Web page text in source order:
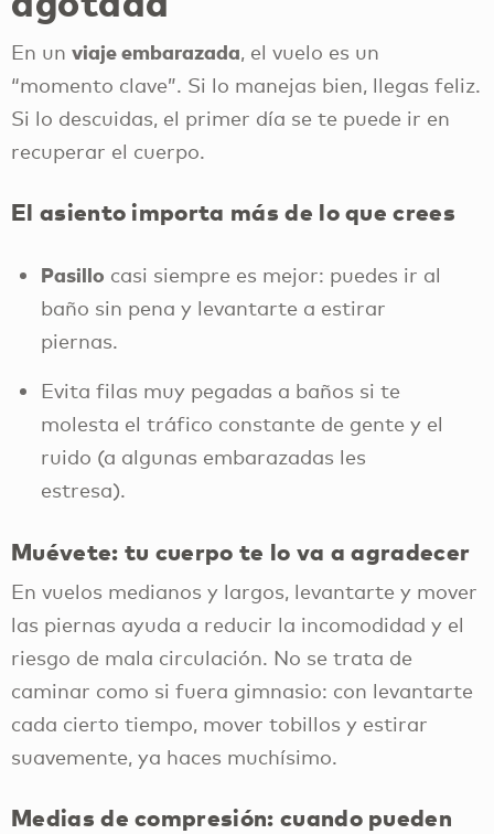
En un viaje embarazada, el vuelo es un
“momento clave”. Si lo manejas bien, llegas feliz.
Si lo descuidas, el primer día se te puede ir en
recuperar el cuerpo.
El asiento importa más de lo que crees
Pasillo casi siempre es mejor: puedes ir al
baño sin pena y levantarte a estirar
piernas.
Evita filas muy pegadas a baños si te
molesta el tráfico constante de gente y el
ruido (a algunas embarazadas les
estresa).
Muévete: tu cuerpo te lo va a agradecer
En vuelos medianos y largos, levantarte y mover
las piernas ayuda a reducir la incomodidad y el
riesgo de mala circulación. No se trata de
caminar como si fuera gimnasio: con levantarte
cada cierto tiempo, mover tobillos y estirar
suavemente, ya haces muchísimo.
Medias de compresión: cuando pueden